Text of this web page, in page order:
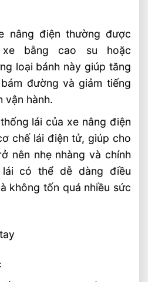
nâng điện thường được
bằng cao su hoặc
loại bánh này giúp tăng
đường và giảm tiếng
vận hành.
lái của xe nâng điện
chế lái điện tử, giúp cho
nên nhẹ nhàng và chính
có thể dễ dàng điều
không tốn quá nhiều sức